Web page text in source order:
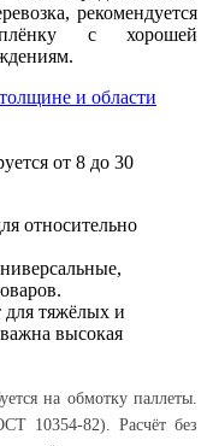
рекомендуется
с хорошей
и области
от 8 до 30
относительно
тяжёлых и
высокая
на обмотку паллеты.
10354-82). Расчёт без